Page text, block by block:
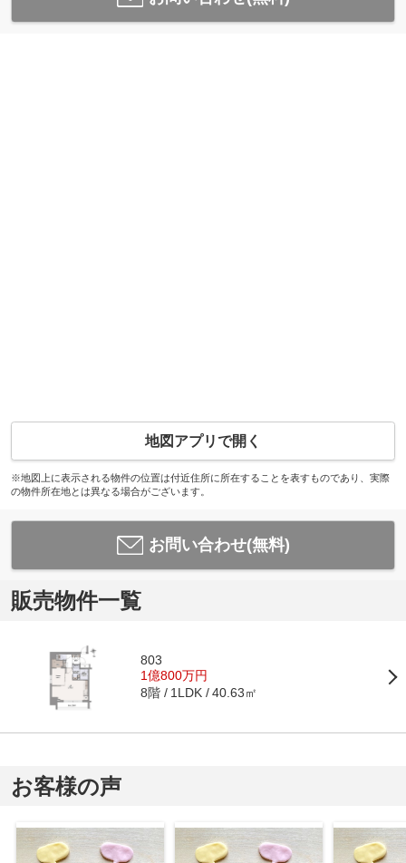
地図アプリで開く
※地図上に表示される物件の位置は付近住所に所在することを表すものであり、実際
の物件所在地とは異なる場合がございます。
お問い合わせ(無料)
販売物件一覧
803
1億800万円
8階 1LDK 40.63㎡
お客様の声